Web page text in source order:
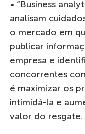
• “Business
analisam
o mercado em
publicar
empresa e
concorrentes
é maximizar os
intimidá-la e
valor do resgate.